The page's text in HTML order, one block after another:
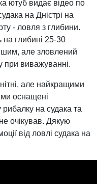
ютуб видає відео по
на Дністрі на
- ловля з глибини.
на глибині 25-30
але зловлений
при виважуванні.
але найкращими
оснащені
на судака та
очікував. Дякую
від ловлі судака на